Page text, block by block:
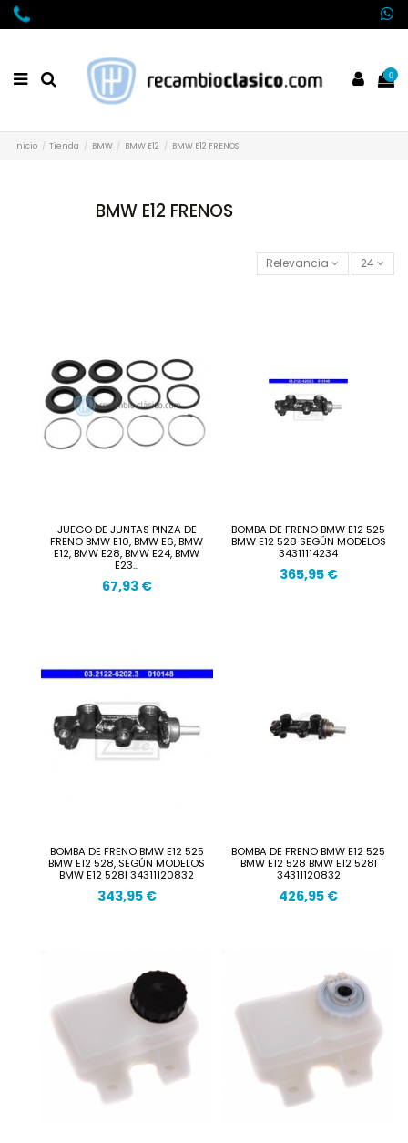
0
Inicio Tienda BMW BMW E12 BMW E12 FRENOS
BMW E12 FRENOS
Relevancia 24
JUEGO DE JUNTAS PINZA DE
FRENO BMW E10, BMW E6, BMW
E12, BMW E28, BMW E24, BMW
E23...
67,93 €
BOMBA DE FRENO BMW E12 525
BMW E12 528 SEGÚN MODELOS
34311114234
365,95 €
BOMBA DE FRENO BMW E12 525
BMW E12 528, SEGÚN MODELOS
BMW E12 528I 34311120832
343,95 €
BOMBA DE FRENO BMW E12 525
BMW E12 528 BMW E12 528I
34311120832
426,95 €